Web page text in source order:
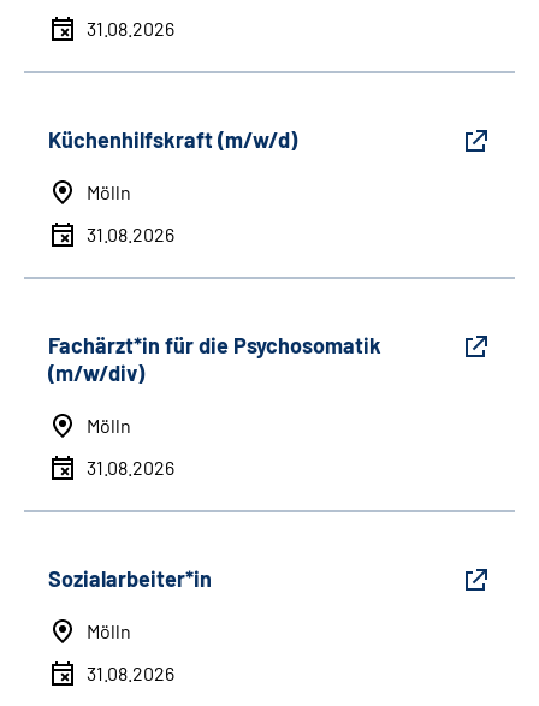
31.08.2026
Küchenhilfskraft (m/w/d)
Mölln
31.08.2026
Fachärzt*in für die Psychosomatik
(m/w/div)
Mölln
31.08.2026
Sozialarbeiter*in
Mölln
31.08.2026